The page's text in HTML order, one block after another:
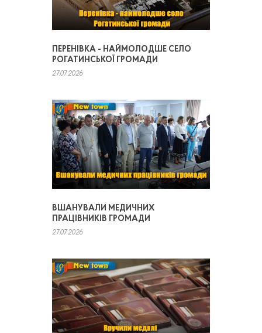
ПЕРЕНІВКА - НАЙМОЛОДШЕ СЕЛО
РОГАТИНСЬКОЇ ГРОМАДИ
27.07.2026
ВШАНУВАЛИ МЕДИЧНИХ
ПРАЦІВНИКІВ ГРОМАДИ
27.07.2026